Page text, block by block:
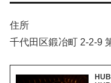
住所
千代田区鍛冶町 2-2-9